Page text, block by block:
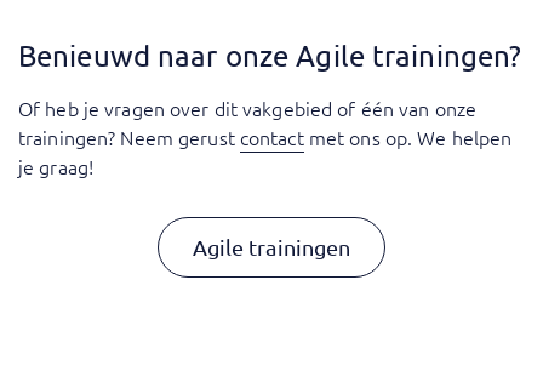
Benieuwd naar onze Agile trainingen?
Of heb je vragen over dit vakgebied of één van onze
trainingen? Neem gerust contactmet ons op. We helpen
je graag!
Agile trainingen